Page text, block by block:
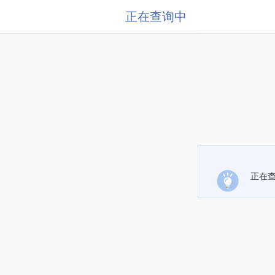
正在查询中
正在